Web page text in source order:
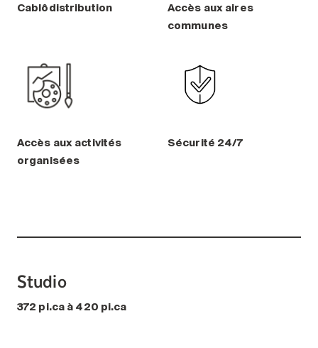
Cablôdistribution
Accès aux aires
communes
Accès aux activités
organisées
Sécurité 24/7
Studio
372 pi.ca à 420 pi.ca